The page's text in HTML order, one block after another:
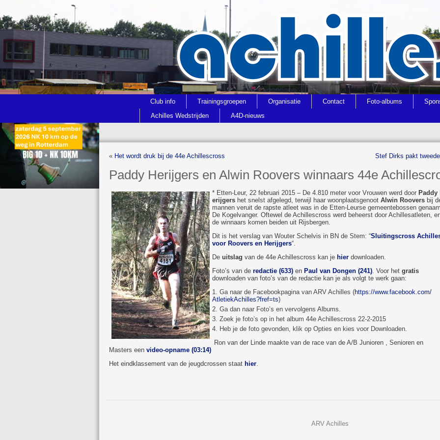
Club info Trainingsgroepen Organisatie Contact Foto-albums
Achilles Wedstrijden
A4D-nieuws
« Het wordt druk bij de 44e Achillescross Stef Dirks pakt
Paddy Herijgers en Alwin Roovers winnaars 44e
* Etten-Leur, 22 februari 2015 – De 4.810 meter voor Vrouwen werd door Paddy
erijgershet snelst afgelegd, terwijl haar woonplaatsgenoot Alwin Rooversbij
mannen veruit de rapste atleet was in de Etten-Leurse gemeentebossen
De Kogelvanger. Oftewel de Achillescross werd beheerst door Achillesatleten,
de winnaars komen beiden uit Rijsbergen.
Dit is het verslag van Wouter Schelvis in BN de Stem: “Sluitingscross
voor Roovers en Herijgers“.
De uitslag van de 44e Achillescross kan jehierdownloaden.
Foto’s van de redactie (633)en Paul van Dongen (241). Voor het gratis
downloaden van foto’s van de redactie kan je als volgt te werk gaan:
Ga naar de Facebookpagina van ARV Achilles (https://www.facebook.com/
AtletiekAchilles?fref=ts)
Ga dan naar Foto’s en vervolgens Albums.
Zoek je foto’s op in het album 44e Achillescross 22-2-2015
Heb je de foto gevonden, klik op Opties en kies voor Downloaden.
Ron van der Linde maakte van de race van de A/B Junioren , Senioren en
Masters een video-opname (03:14)
Het eindklassement van de jeugdcrossen staat hier.
ARV Achilles